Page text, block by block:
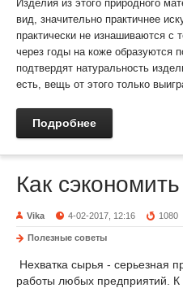
Изделия из этого природного
вид, значительно практичнее
практически не изнашиваются
через годы на коже образуются
подтвердят натуральность
есть, вещь от этого только
Подробнее
Как
Vika 4-02-2017, 12:16 1080
Полезные советы
Нехватка сырья - серьезная
работы любых предприятий. К